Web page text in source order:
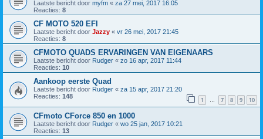
Laatste bericht door myfm « za 27 mei, 2017 16:05
Reacties: 8
CF MOTO 520 EFI
Laatste bericht door Jazzy « vr 26 mei, 2017 21:45
Reacties: 8
CFMOTO QUADS ERVARINGEN VAN EIGENAARS
Laatste bericht door Rudger « zo 16 apr, 2017 11:44
Reacties: 10
Aankoop eerste Quad
Laatste bericht door Rudger « za 15 apr, 2017 21:20
Reacties: 148 1 7 8 9 10
CFmoto CForce 850 en 1000
Laatste bericht door Rudger « wo 25 jan, 2017 10:21
Reacties: 13